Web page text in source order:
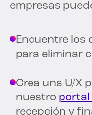
empresas
Encuentre los
para eliminar
Crea una U/X
nuestro portal
recepción y